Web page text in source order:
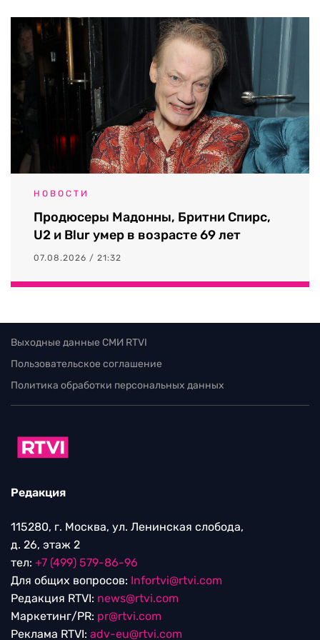
НОВОСТИ
Продюсеры Мадонны, Бритни Спирс,
U2 и Blur умер в возрасте 69 лет
07.08.2026 / 21:32
Выходные данные СМИ RTVI
Пользовательское соглашение
Политика обработки персональных данных
Редакция
115280, г. Москва, ул. Ленинская слобода,
д. 26, этаж 2
тел: +7 (499) 579-86-96
Для общих вопросов: Infortvi@rtvi.com
Редакция RTVI: news@rtvi.com
Маркетинг/PR: pr@rtvi.com
Реклама RTVI: adv-eu@rtvi.com